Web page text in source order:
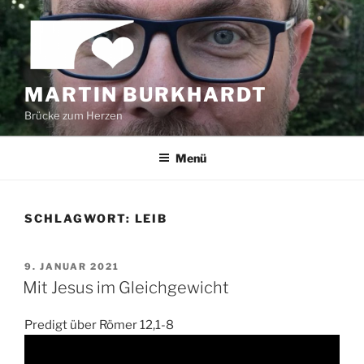
Zum
Inhalt
springen
MARTIN BURKHARDT
Brücke zum Herzen
Menü
SCHLAGWORT: LEIB
VERÖFFENTLICHT
AM
9. JANUAR 2021
Mit Jesus im Gleichgewicht
Predigt über Römer 12,1-8